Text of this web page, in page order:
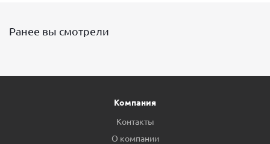
Ранее вы смотрели
Компания
Контакты
О компании